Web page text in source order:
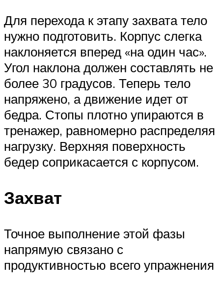
Для перехода к этапу захвата тело
нужно подготовить. Корпус слегка
наклоняется вперед «на один час».
Угол наклона должен составлять не
более 30 градусов. Теперь тело
напряжено, а движение идет от
бедра. Стопы плотно упираются в
тренажер, равномерно распределяя
нагрузку. Верхняя поверхность
бедер соприкасается с корпусом.
Захват
Точное выполнение этой фазы
напрямую связано с
продуктивностью всего упражнения